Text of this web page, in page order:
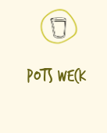
Pots Weck